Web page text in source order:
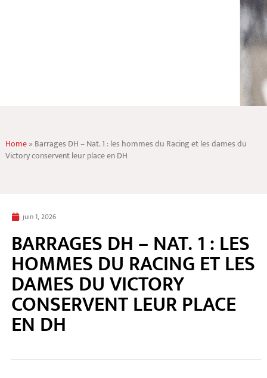
Home» Barrages DH – Nat. 1 : les hommes du Racing et les dames du
Victory conservent leur place en DH
juin 1, 2026
BARRAGES DH – NAT. 1 : LES
HOMMES DU RACING ET LES
DAMES DU VICTORY
CONSERVENT LEUR PLACE
EN DH